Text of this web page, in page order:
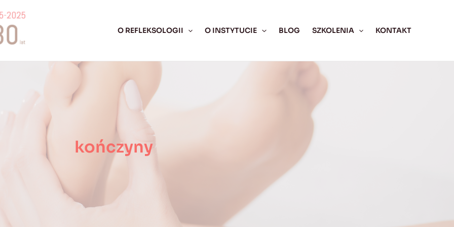
O REFLEKSOLOGII O INSTYTUCIE BLOG SZKOLENIA KONTAKT
kończyny